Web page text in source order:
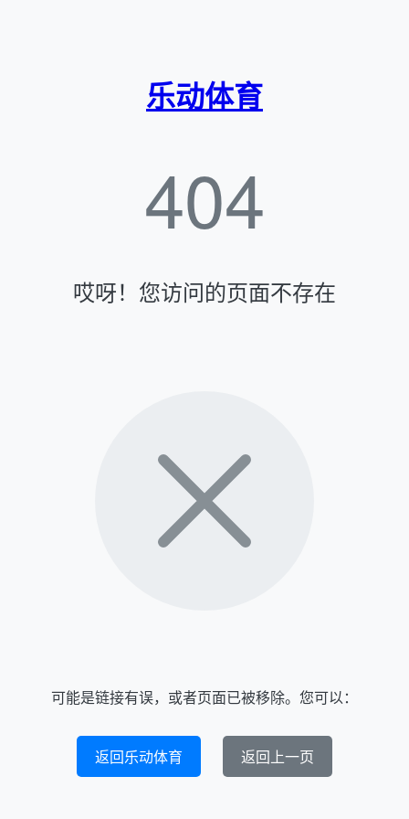
乐动体育
404
哎呀！您访问的页面不存在
可能是链接有误，或者页面已被移除。您可以：
返回乐动体育 返回上一页